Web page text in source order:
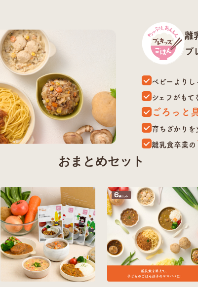
離
プ
ベビーよりし
シェフがもて
ごろっと
育ちざかりを
離乳食卒業の
おまとめセット